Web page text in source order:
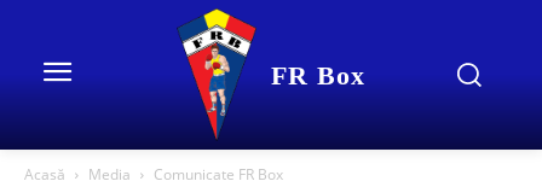
FR Box
Acasă Media Comunicate FR Box